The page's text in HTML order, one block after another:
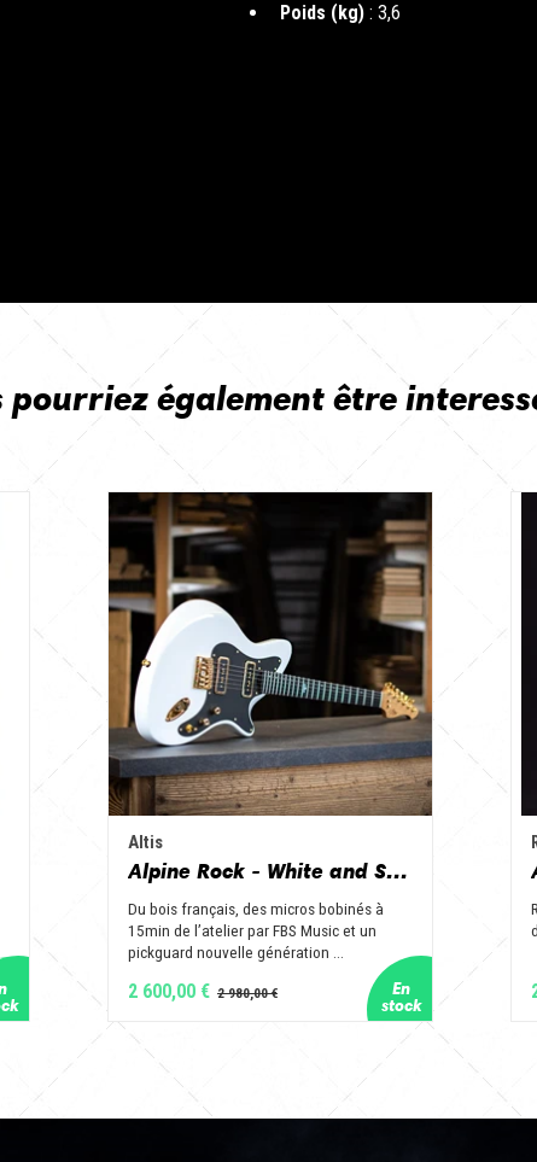
Poids (kg) : 3,6
pourriez également être
Altis
Alpine Rock - White and Slate
Du bois français, des micros bobinés à
15min de l’atelier par FBS Music et un
pickguard nouvelle génération ...
2 600,00 €